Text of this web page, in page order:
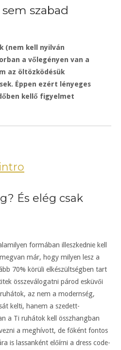
szabad
(nem kell nyilván
a vőlegényen van a
az öltözködésük
Éppen ezért lényeges
kellő figyelmet
És elég csak
formában illeszkednie kell
már, hogy milyen lesz a
70% körüli elkészültségben tart
összeválogatni párod esküvői
az nem a modernség,
kelti, hanem a szedett-
a Ti ruhátok kell összhangban
a meghívott, de főként fontos
is lassanként előírni a dress code-